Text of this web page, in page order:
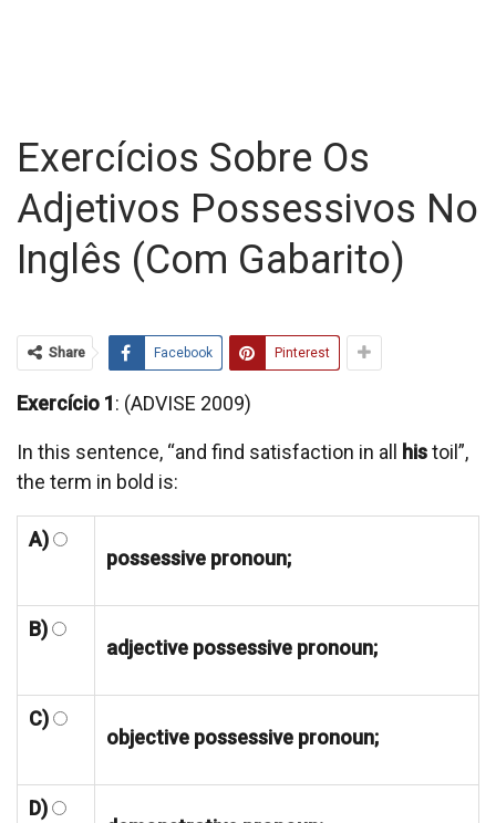
Exercícios Sobre Os
Adjetivos Possessivos No
Inglês (com Gabarito)
Share Facebook Pinterest
Exercício 1: (ADVISE 2009)
In this sentence, “and find satisfaction in all histoil”,
the term in bold is:
A)
possessive pronoun;
B)
adjective possessive pronoun;
C)
objective possessive pronoun;
D)